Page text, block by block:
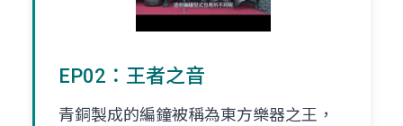
EP02：王者之音
青銅製成的編鐘被稱為東方樂器之王，